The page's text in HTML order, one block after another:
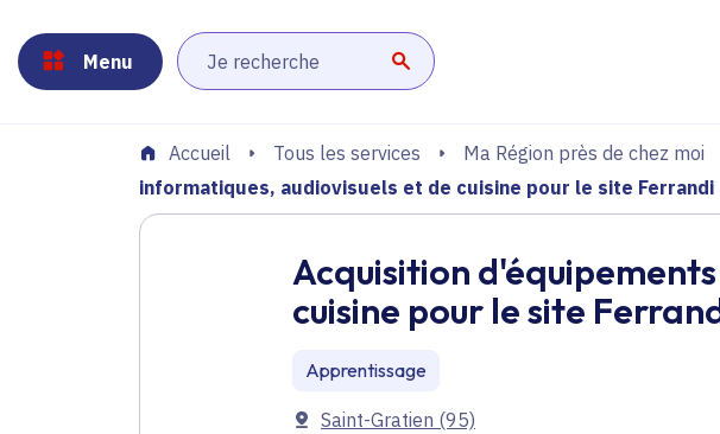
Menu
Lancer la recherche
Accueil Tous les services Ma Région près de chez moi
informatiques, audiovisuels et de cuisine pour le site Ferrandi
Acquisition
cuisine pour le site
Apprentissage
Communes
Saint-Gratien (95)